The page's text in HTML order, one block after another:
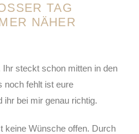
TAG
NÄHER
steckt schon mitten in den
noch fehlt ist eure
ihr bei mir genau richtig.
keine Wünsche offen. Durch